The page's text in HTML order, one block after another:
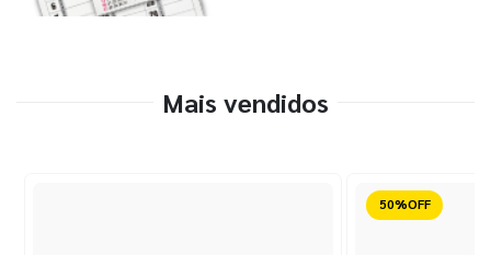
Mais vendidos
50%OFF
Reduzido